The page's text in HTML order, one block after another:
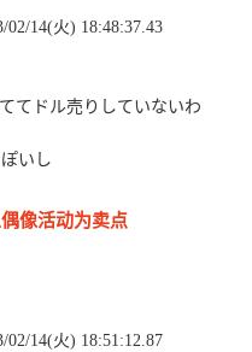
14(火) 18:48:37.43
てドル売りしていないわ
いし
像活动为卖点
14(火) 18:51:12.87